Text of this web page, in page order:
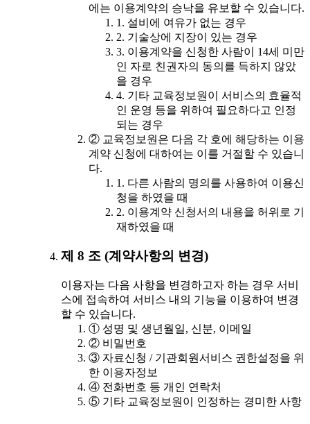
에는 이용계약의 승낙을 유보할 수 있습니다.
1. 설비에 여유가 없는 경우
2. 기술상에 지장이 있는 경우
3. 이용계약을 신청한 사람이 14세 미만
인 자로 친권자의 동의를 득하지 않았
을 경우
4. 기타 교육정보원이 서비스의 효율적
인 운영 등을 위하여 필요하다고 인정
되는 경우
② 교육정보원은 다음 각 호에 해당하는 이용
계약 신청에 대하여는 이를 거절할 수 있습니
다.
1. 다른 사람의 명의를 사용하여 이용신
청을 하였을 때
2. 이용계약 신청서의 내용을 허위로 기
재하였을 때
제 8 조 (계약사항의 변경)
이용자는 다음 사항을 변경하고자 하는 경우 서비
스에 접속하여 서비스 내의 기능을 이용하여 변경
할 수 있습니다.
① 성명 및 생년월일, 신분, 이메일
② 비밀번호
③ 자료신청 / 기관회원서비스 권한설정을 위
한 이용자정보
④ 전화번호 등 개인 연락처
⑤ 기타 교육정보원이 인정하는 경미한 사항